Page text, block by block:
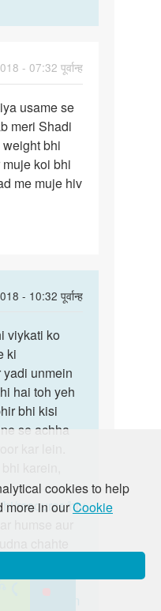
cookies to help
more in ourCookie
- 07:32 पूर्वान्ह
usame se
meri Shadi
bhi
koi bhi
me muje hiv
- 10:32 पूर्वान्ह
viykati ko
ki
unmein
hai toh yeh
bhi kisi
se achha
karein,
resource/hiv
board
shamil
en/forum